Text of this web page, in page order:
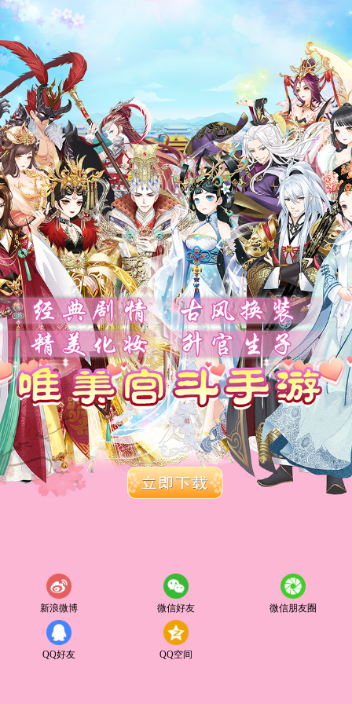
新浪微博 微信好友 微信朋友圈
QQ好友 QQ空间